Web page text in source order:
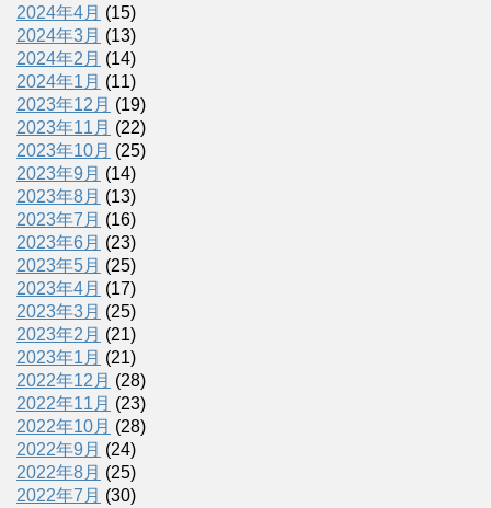
2024年4月 (15)
2024年3月 (13)
2024年2月 (14)
2024年1月 (11)
2023年12月 (19)
2023年11月 (22)
2023年10月 (25)
2023年9月 (14)
2023年8月 (13)
2023年7月 (16)
2023年6月 (23)
2023年5月 (25)
2023年4月 (17)
2023年3月 (25)
2023年2月 (21)
2023年1月 (21)
2022年12月 (28)
2022年11月 (23)
2022年10月 (28)
2022年9月 (24)
2022年8月 (25)
2022年7月 (30)